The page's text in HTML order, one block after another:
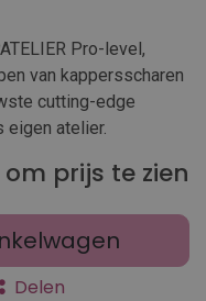
Pro-level,
van kappersscharen
cutting-edge
eigen atelier.
om prijs te zien
Delen